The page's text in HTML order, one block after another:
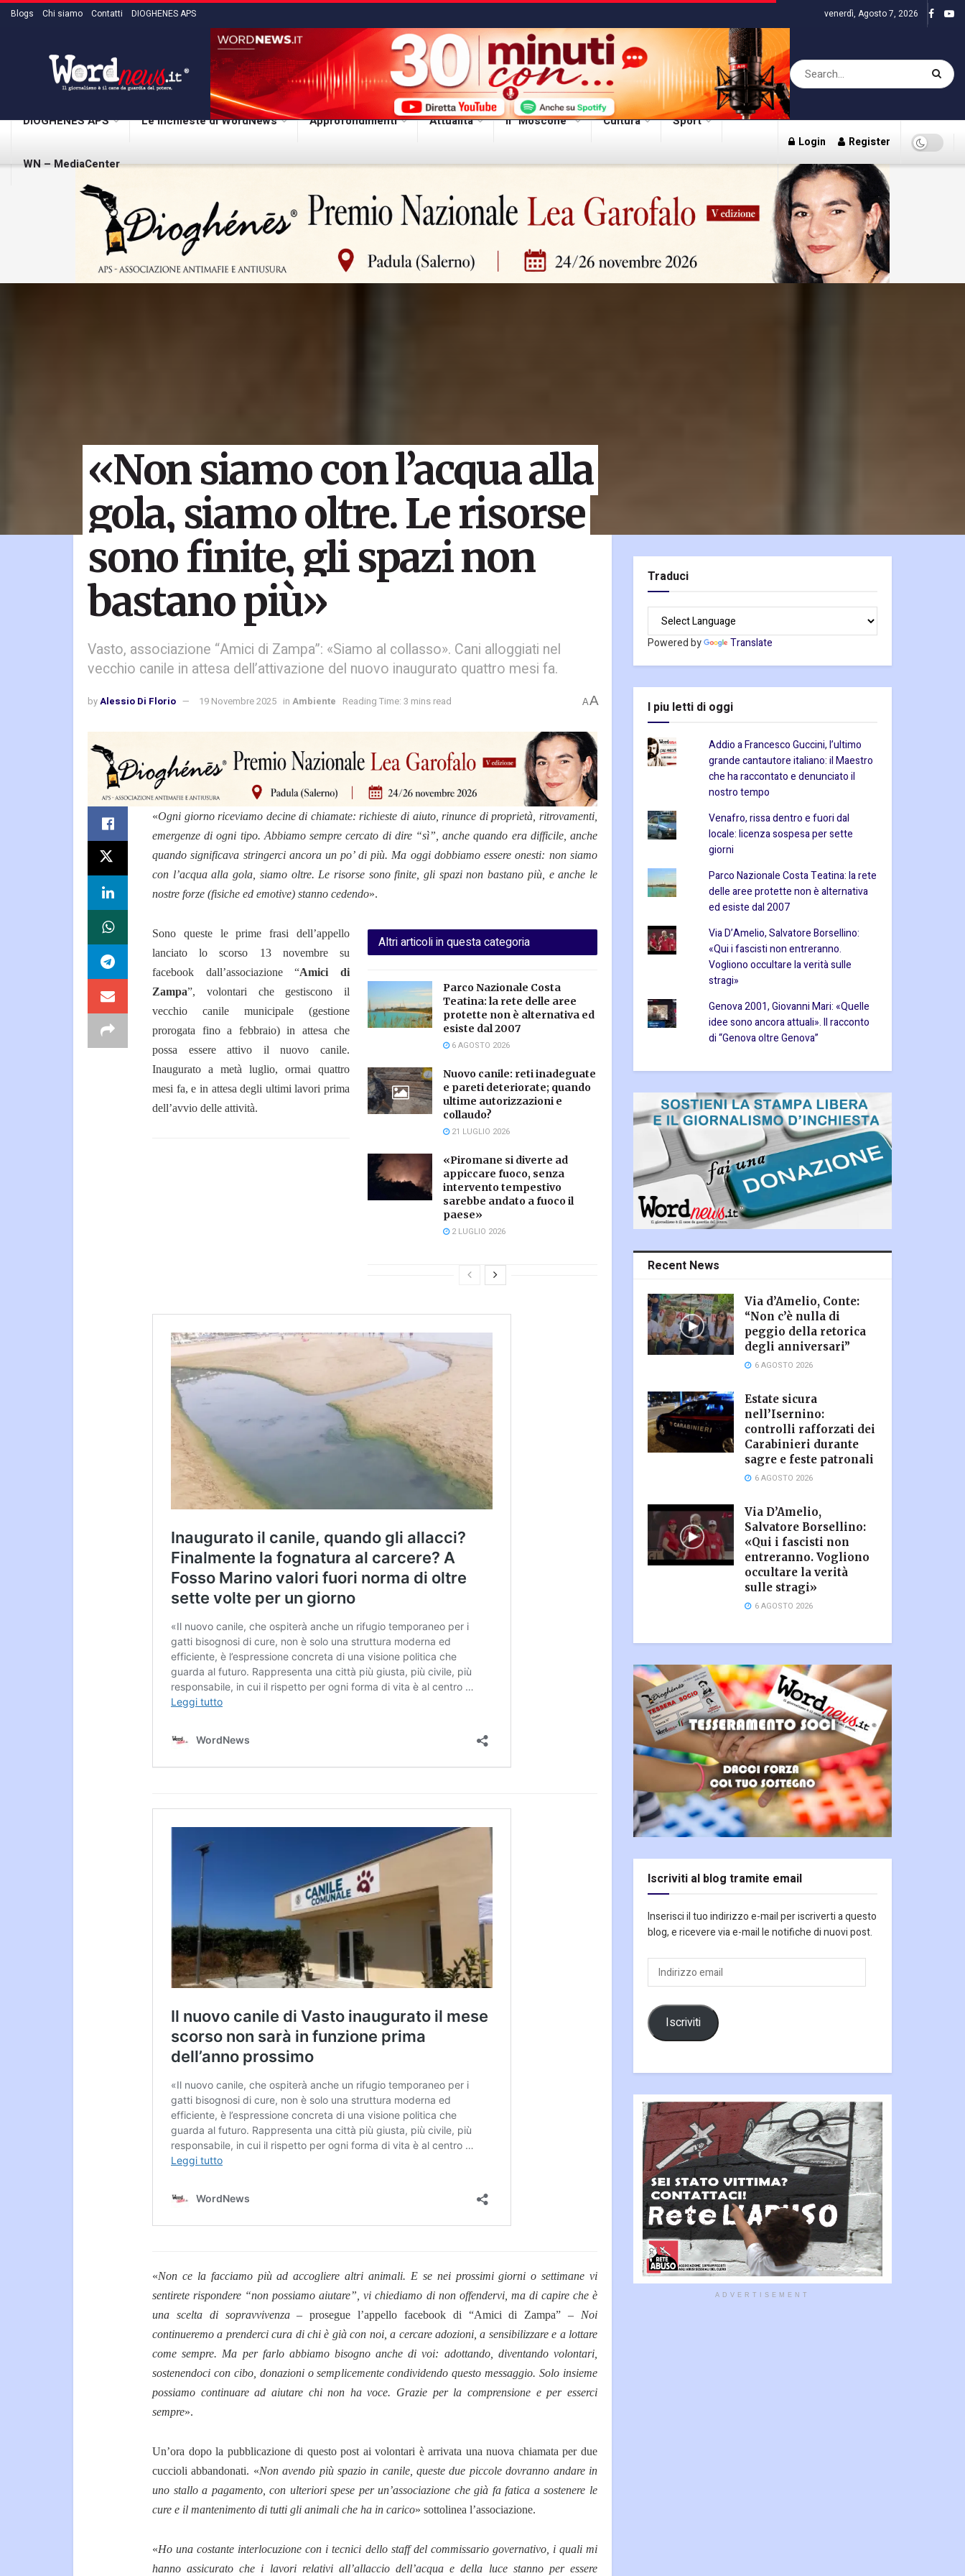
Blogs Chi siamo Contatti DIOGHENES APS venerdì, Agosto 7, 2026
DIOGHENES APS Le inchieste di WordNews Approfondimenti Attualità Il “Moscone” Cultura Sport
WN – MediaCenter
Login Register
«Non siamo con l’acqua alla
gola, siamo oltre. Le risorse
sono finite, gli spazi non
bastano più»
Vasto, associazione “Amici di Zampa”: «Siamo al collasso». Cani alloggiati nel
vecchio canile in attesa dell’attivazione del nuovo inaugurato quattro mesi fa.
byAlessio Di Florio 19 Novembre 2025 in Ambiente Reading Time: 3 mins read AA
«Ogni giorno riceviamo decine di chiamate: richieste di aiuto, rinunce di proprietà, ritrovamenti,
emergenze di ogni tipo. Abbiamo sempre cercato di dire “sì”, anche quando era difficile, anche
quando significava stringerci ancora un po’ di più. Ma oggi dobbiamo essere onesti: non siamo
con l’acqua alla gola, siamo oltre. Le risorse sono finite, gli spazi non bastano più, e anche le
nostre forze (fisiche ed emotive) stanno cedendo».
Altri articoli in questa categoria
Parco Nazionale Costa
Teatina: la rete delle aree
protette non è alternativa ed
esiste dal 2007
6 AGOSTO 2026
Nuovo canile: reti inadeguate
e pareti deteriorate; quando
ultime autorizzazioni e
collaudo?
21 LUGLIO 2026
«Piromane si diverte ad
appiccare fuoco, senza
intervento tempestivo
sarebbe andato a fuoco il
paese»
2 LUGLIO 2026
Sono queste le prime frasi dell’appello
lanciato lo scorso 13 novembre su
facebook dall’associazione “Amici di
Zampa”, volontari che gestiscono il
vecchio canile municipale (gestione
prorogata fino a febbraio) in attesa che
possa essere attivo il nuovo canile.
Inaugurato a metà luglio, ormai quattro
mesi fa, e in attesa degli ultimi lavori prima
dell’avvio delle attività.
«Non ce la facciamo più ad accogliere altri animali. E se nei prossimi giorni o settimane vi
sentirete rispondere “non possiamo aiutare”, vi chiediamo di non offendervi, ma di capire che è
una scelta di sopravvivenza– prosegue l’appello facebook di “Amici di Zampa” – Noi
continueremo a prenderci cura di chi è già con noi, a cercare adozioni, a sensibilizzare e a lottare
come sempre. Ma per farlo abbiamo bisogno anche di voi: adottando, diventando volontari,
sostenendoci con cibo, donazioni o semplicemente condividendo questo messaggio. Solo insieme
possiamo continuare ad aiutare chi non ha voce. Grazie per la comprensione e per esserci
sempre».
Un’ora dopo la pubblicazione di questo post ai volontari è arrivata una nuova chiamata per due
cuccioli abbandonati. «Non avendo più spazio in canile, queste due piccole dovranno andare in
uno stallo a pagamento, con ulteriori spese per un’associazione che già fa fatica a sostenere le
cure e il mantenimento di tutti gli animali che ha in carico» sottolinea l’associazione.
«Ho una costante interlocuzione con i tecnici dello staff del commissario governativo, i quali mi
hanno assicurato che i lavori relativi all’allaccio dell’acqua e della luce stanno per essere
Traduci
Powered by Translate
I piu letti di oggi
Addio a Francesco Guccini, l’ultimo
grande cantautore italiano: il Maestro
che ha raccontato e denunciato il
nostro tempo
Venafro, rissa dentro e fuori dal
locale: licenza sospesa per sette
giorni
Parco Nazionale Costa Teatina: la rete
delle aree protette non è alternativa
ed esiste dal 2007
Via D’Amelio, Salvatore Borsellino:
«Qui i fascisti non entreranno.
Vogliono occultare la verità sulle
stragi»
Genova 2001, Giovanni Mari: «Quelle
idee sono ancora attuali». Il racconto
di “Genova oltre Genova”
Recent News
Via d’Amelio, Conte:
“Non c’è nulla di
peggio della retorica
degli anniversari”
6 AGOSTO 2026
Estate sicura
nell’Isernino:
controlli rafforzati dei
Carabinieri durante
sagre e feste patronali
6 AGOSTO 2026
Via D’Amelio,
Salvatore Borsellino:
«Qui i fascisti non
entreranno. Vogliono
occultare la verità
sulle stragi»
6 AGOSTO 2026
Iscriviti al blog tramite email
Inserisci il tuo indirizzo e-mail per iscriverti a questo
blog, e ricevere via e-mail le notifiche di nuovi post.
Indirizzo
email
Iscriviti
ADVERTISEMENT